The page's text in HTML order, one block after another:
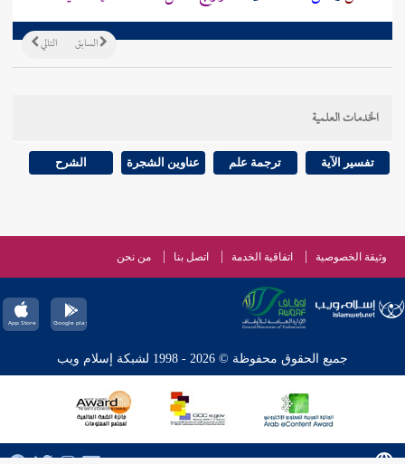
التالي السابق
الخدمات العلمية
تفسير الآية ترجمة علم عناوين الشجرة الشرح
وثيقة الخصوصية اتفاقية الخدمة اتصل بنا من نحن
جميع الحقوق محفوظة © 2026 - 1998 لشبكة إسلام ويب